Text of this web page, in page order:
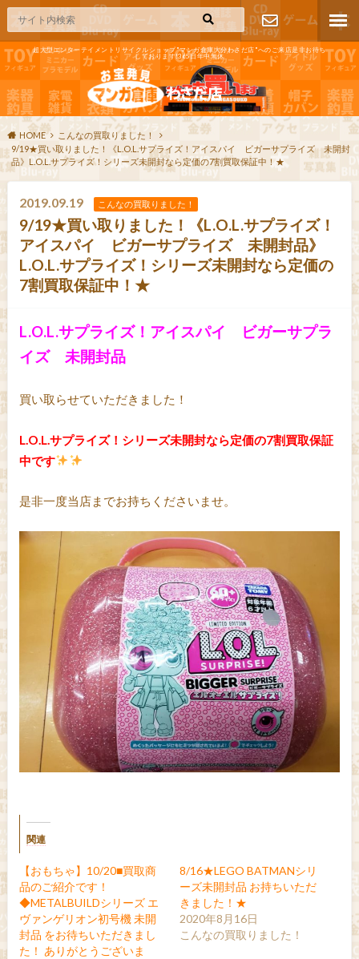
超大型エンターテイメントリサイクルショップ"マンガ倉庫大分わさだ店"へのご来店是非お待ち
しております!365日年中無休
お問い合わ
せ
HOME
こんなの買取りました！
9/19★買い取りました！《L.O.L.サプライズ！アイスパイ ビガーサプライズ 未開封
品》L.O.L.サプライズ！シリーズ未開封なら定価の7割買取保証中！★
2019.09.19 こんなの買取りました！
9/19★買い取りました！《L.O.L.サプライズ！
アイスパイ ビガーサプライズ 未開封品》
L.O.L.サプライズ！シリーズ未開封なら定価の
7割買取保証中！★
L.O.L.サプライズ！アイスパイ ビガーサプラ
イズ 未開封品
買い取らせていただきました！
L.O.L.サプライズ！シリーズ未開封なら定価の7割買取保証
中です
是非一度当店までお持ちくださいませ。
関連
【おもちゃ】10/20■買取商
品のご紹介です！
◆METALBUILDシリーズ エ
ヴァンゲリオン初号機 未開
封品 をお待ちいただきまし
た！ ありがとうございま
8/16★LEGO BATMANシリ
ーズ未開封品 お持ちいただ
きました！★
2020年8月16日
こんなの買取りました！